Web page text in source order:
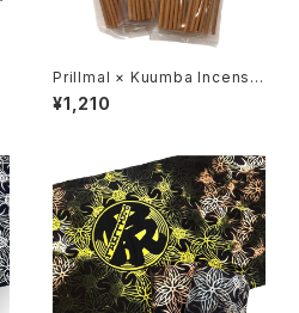
Prillmal × Kuumba Incense
2026 SPRING & SUMMER
¥1,210